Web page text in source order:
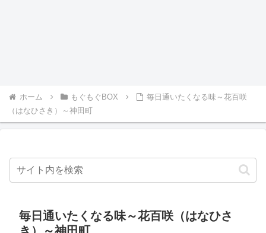
ホーム もぐもぐBOX
毎日通いたくなる味～花百咲
（はなひさき）～神田町
毎日通いたくなる味～花百咲（はなひさ
き）～神田町